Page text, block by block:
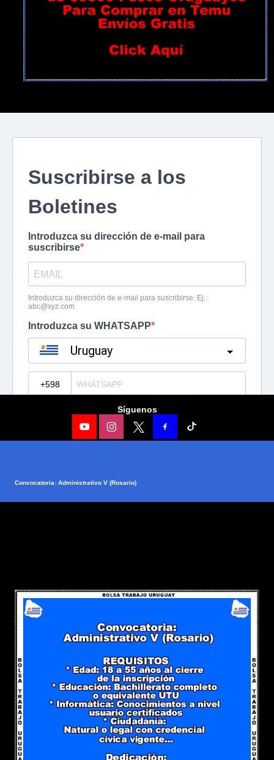
Síguenos
Convocatoria: Administrativo V (Rosario)